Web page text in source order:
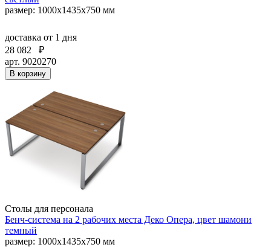
размер: 1000х1435х750 мм
доставка от 1 дня
28 082
₽
арт. 9020270
В корзину
Столы для персонала
Бенч-система на 2 рабочих места Деко Опера, цвет шамони
темный
размер: 1000х1435х750 мм